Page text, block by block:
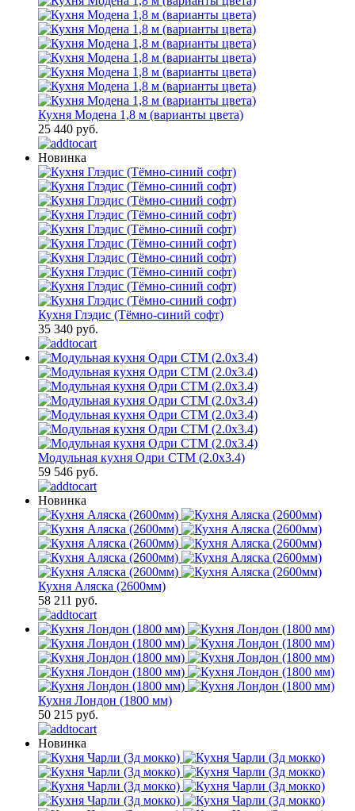
Кухня Модена 1,8 м (варианты цвета)
25 440 руб.
Новинка
Кухня Глэдис (Тёмно-синий софт)
35 340 руб.
Модульная кухня Одри СТМ (2.0х3.4)
59 546 руб.
Новинка
Кухня Аляска (2600мм)
58 211 руб.
Кухня Лондон (1800 мм)
50 215 руб.
Новинка